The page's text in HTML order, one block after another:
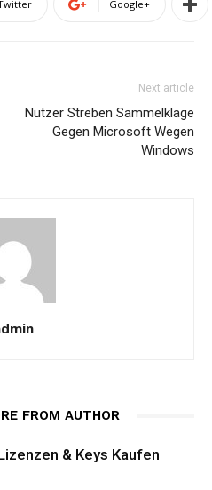
Google+
Next article
Nutzer Streben Sammelklage
Gegen Microsoft Wegen
Windows
FROM AUTHOR
& Keys Kaufen